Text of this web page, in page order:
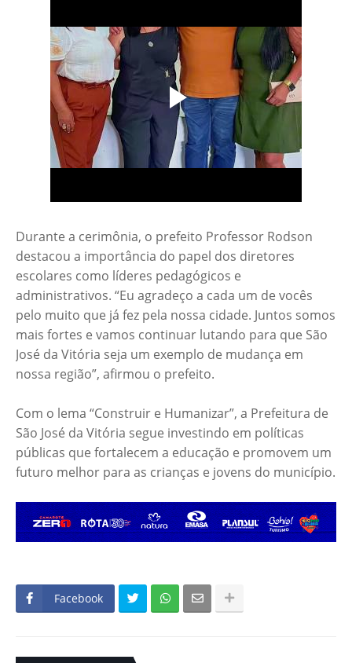
Durante a cerimônia, o prefeito Professor Rodson
destacou a importância do papel dos diretores
escolares como líderes pedagógicos e
administrativos. “Eu agradeço a cada um de vocês
pelo muito que já fez pela nossa cidade. Juntos somos
mais fortes e vamos continuar lutando para que São
José da Vitória seja um exemplo de mudança em
nossa região”, afirmou o prefeito.
Com o lema “Construir e Humanizar”, a Prefeitura de
São José da Vitória segue investindo em políticas
públicas que fortalecem a educação e promovem um
futuro melhor para as crianças e jovens do município.
Facebook